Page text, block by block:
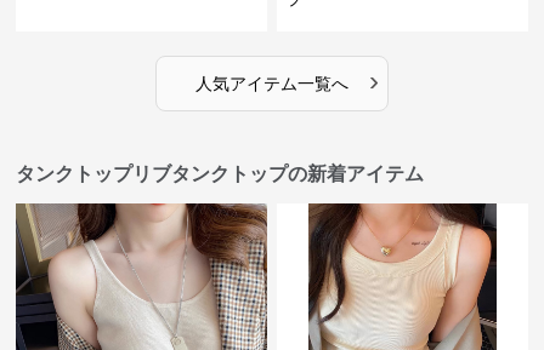
人気アイテム一覧へ ›
タンクトップリブタンクトップの新着アイテム